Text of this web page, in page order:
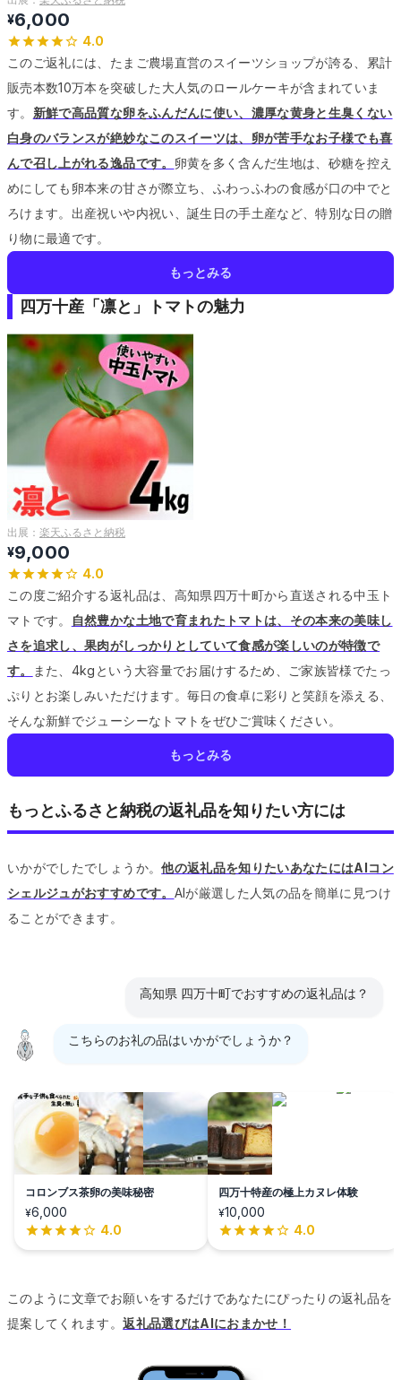
¥6,000
4.0
このご返礼には、たまご農場直営のスイーツショップが誇る、累計
販売本数10万本を突破した大人気のロールケーキが含まれていま
す。 新鮮で高品質な卵をふんだんに使い、濃厚な黄身と生臭くない
白身のバランスが絶妙なこのスイーツは、卵が苦手なお子様でも喜
んで召し上がれる逸品です。 卵黄を多く含んだ生地は、砂糖を控え
めにしても卵本来の甘さが際立ち、ふわっふわの食感が口の中でと
ろけます。 出産祝いや内祝い、誕生日の手土産など、特別な日の贈
り物に最適です。
もっとみる
四万十産「凛と」トマトの魅力
出展： 楽天ふるさと納税
¥9,000
4.0
この度ご紹介する返礼品は、高知県四万十町から直送される中玉ト
マトです。
自然豊かな土地で育まれたトマトは、その本来の美味し
さを追求し、果肉がしっかりとしていて食感が楽しいのが特徴で
す。
また、4kgという大容量でお届けするため、ご家族皆様でたっ
ぷりとお楽しみいただけます。 毎日の食卓に彩りと笑顔を添える、
そんな新鮮でジューシーなトマトをぜひご賞味ください。
もっとみる
もっとふるさと納税の返礼品を知りたい方には
いかがでしたでしょうか。他の返礼品を知りたいあなたにはAIコン
シェルジュがおすすめです。 AIが厳選した人気の品を簡単に見つけ
ることができます。
高知県 四万十町でおすすめの返礼品は？
こちらのお礼の品はいかがでしょうか？
コロンブス茶卵の美味秘密
¥6,000
4.0
四万十特産の極上カヌレ体験
¥10,000
4.0
このように文章でお願いをするだけであなたにぴったりの返礼品を
提案してくれます。返礼品選びはAIにおまかせ！